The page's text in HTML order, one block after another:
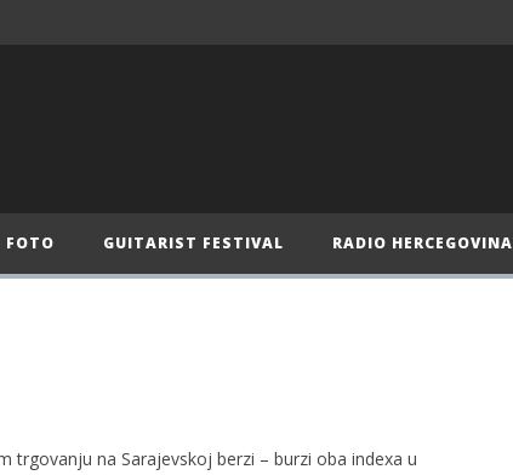
FOTO GUITARIST FESTIVAL RADIO HERCEGOVINA
trgovanju na Sarajevskoj berzi – burzi oba indexa u